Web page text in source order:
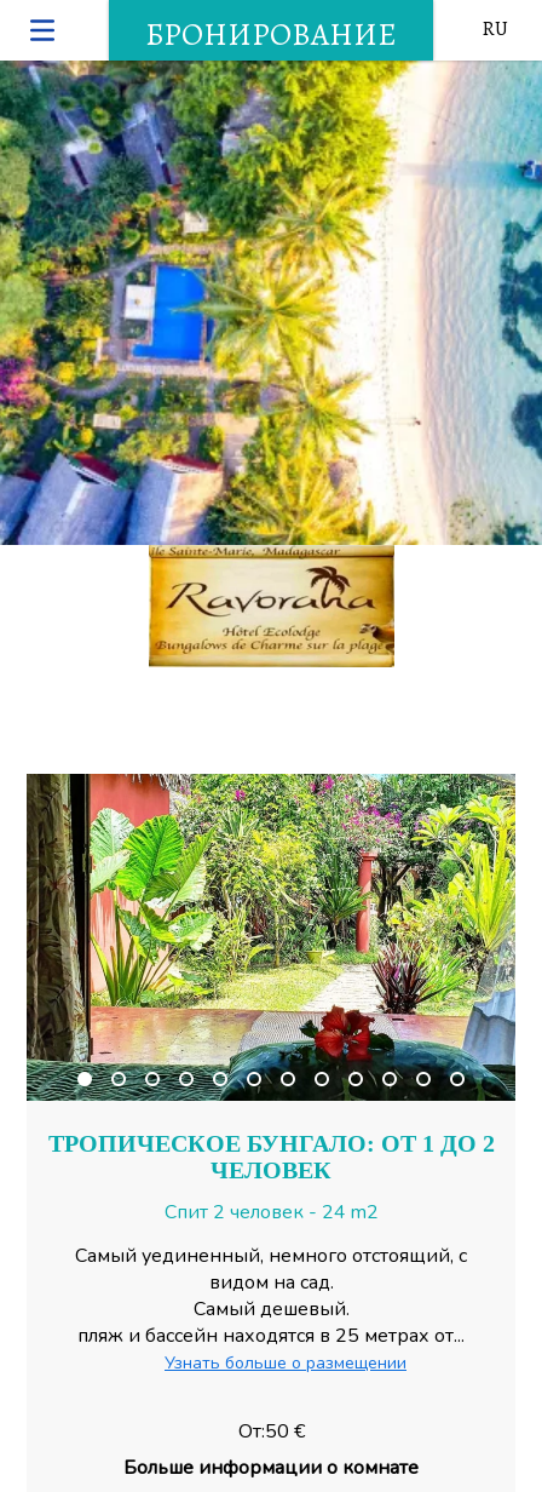
БРОНИРОВАНИЕ RU
ТРОПИЧЕСКОЕ БУНГАЛО: ОТ 1 ДО 2
ЧЕЛОВЕК
Спит 2 человек - 24 m2
Самый уединенный, немного отстоящий, с
видом на сад.
Самый дешевый.
пляж и бассейн находятся в 25 метрах от...
Узнать больше о размещении
От:50 €
Больше информации о комнате